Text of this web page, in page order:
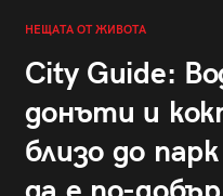
НЕЩАТА ОТ ЖИВОТА
City Guide:
донъти и
близо до